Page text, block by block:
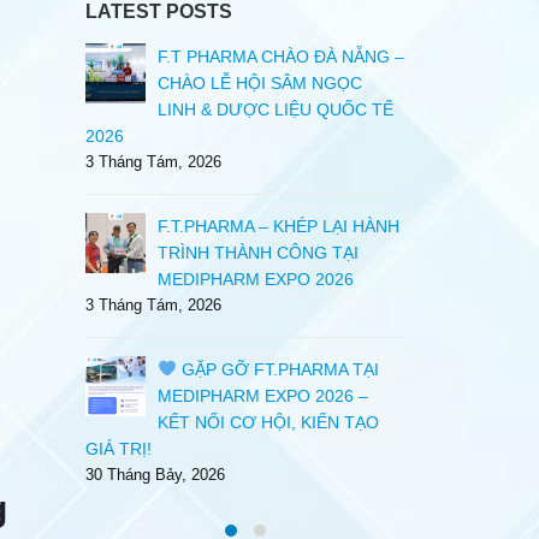
LATEST POSTS
TY
2
TẠO
F.T PHARMA CHÀO ĐÀ NẴNG –
CHÀO LỄ HỘI SÂM NGỌC
LINH & DƯỢC LIỆU QUỐC TẾ
2026
3 Tháng Tám, 2026
F.T.PHARMA – KHÉP LẠI HÀNH
TRÌNH THÀNH CÔNG TẠI
MEDIPHARM EXPO 2026
3 Tháng Tám, 2026
GẶP GỠ FT.PHARMA TẠI
MEDIPHARM EXPO 2026 –
KẾT NỐI CƠ HỘI, KIẾN TẠO
GIÁ TRỊ!
30 Tháng Bảy, 2026